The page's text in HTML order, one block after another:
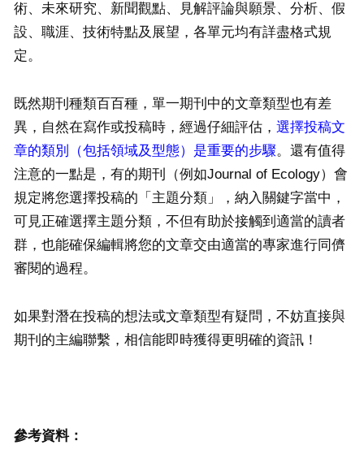
術、未來研究、新聞觀點、見解評論與願景、分析、假
設、職涯、技術特點及展望，各單元均有詳盡格式規
定。
既然期刊種類百百種，單一期刊中的文章類型也有差
異，自然在寫作或投稿時，經過仔細評估， 選擇投稿文
章的類別（包括領域及型態）是重要的步驟。還有值得
注意的一點是，有的期刊（例如Journal of Ecology）會
規定將您選擇投稿的「主題分類」，納入關鍵字當中，
可見正確選擇主題分類，不但有助於接觸到適當的讀者
群，也能確保編輯將您的文章交由適當的專家進行同儕
審閱的過程。
如果對潛在投稿的想法或文章類型有疑問，不妨直接與
期刊的主編聯繫，相信能即時獲得更明確的資訊！
參考資料：